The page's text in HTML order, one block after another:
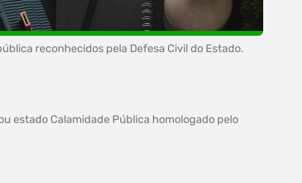
reconhecidos pela Defesa Civil do Estado.
estado Calamidade Pública homologado pelo